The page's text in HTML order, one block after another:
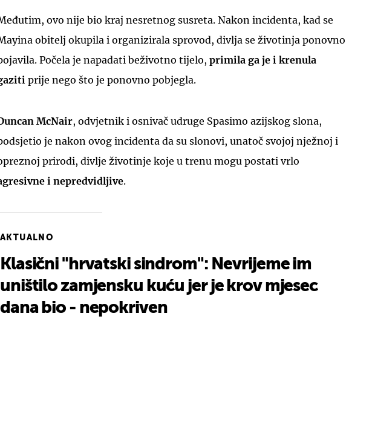
ovo nije bio kraj nesretnog susreta. Nakon incidenta, kad se
obitelj okupila i organizirala sprovod, divlja se životinja ponovno
Počela je napadati beživotno tijelo, primila ga je i krenula
prije nego što je ponovno pobjegla.
McNair, odvjetnik i osnivač udruge Spasimo azijskog slona,
je nakon ovog incidenta da su slonovi, unatoč svojoj nježnoj i
prirodi, divlje životinje koje u trenu mogu postati vrlo
i nepredvidljive.
AKTUALNO
Klasični "hrvatski sindrom": Nevrijeme im
uništilo zamjensku kuću jer je krov mjesec
dana bio - nepokriven